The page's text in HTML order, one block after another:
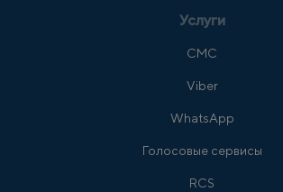
Услуги
СМС
Viber
WhatsApp
Голосовые сервисы
RCS